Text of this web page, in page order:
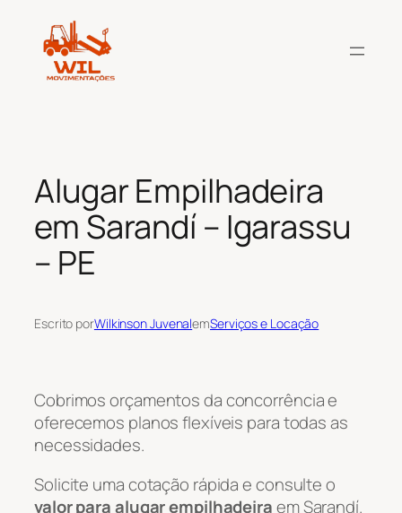
conteúdo
Alugar Empilhadeira
em Sarandí – Igarassu
– PE
Escrito porWilkinson JuvenalemServiços e Locação
Cobrimos orçamentos da concorrência e
oferecemos planos flexíveis para todas as
necessidades.
Solicite uma cotação rápida e consulte o
valor para alugar empilhadeiraem Sarandí.